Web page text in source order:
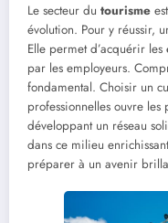
Le secteur du tourisme
évolution. Pour y réussir,
Elle permet d’acquérir les
par les employeurs.
fondamental. Choisir un
professionnelles ouvre
développant un réseau
dans ce milieu
préparer à un avenir